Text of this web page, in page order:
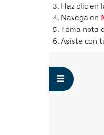
Haz clic en
Navega en
Toma nota
Asiste con